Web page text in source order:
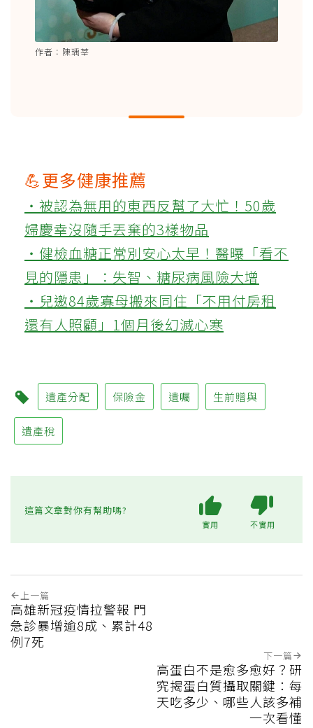
作者：陳瑀莘
💪更多健康推薦
‧被認為無用的東西反幫了大忙！50歲
婦慶幸沒隨手丟棄的3樣物品
‧健檢血糖正常別安心太早！醫曝「看不
見的隱患」：失智、糖尿病風險大增
‧兒邀84歲寡母搬來同住「不用付房租
還有人照顧」1個月後幻滅心寒
遺產分配 保險金 遺囑 生前贈與
遺產稅
這篇文章對你有幫助嗎?
實用 不實用
上一篇
高雄新冠疫情拉警報 門
急診暴增逾8成、累計48
例7死
下一篇
高蛋白不是愈多愈好？研
究揭蛋白質攝取關鍵：每
天吃多少、哪些人該多補
一次看懂